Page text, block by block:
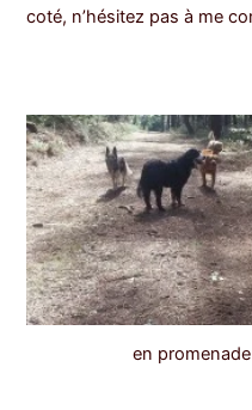
coté, n’hésitez pas à me
en